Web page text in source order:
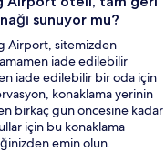
sunuyor mu?
Airport, sitemizden
iade edilebilir
iade edilebilir bir oda için
konaklama yerinin
birkaç gün öncesine kadar
için bu konaklama
emin olun.